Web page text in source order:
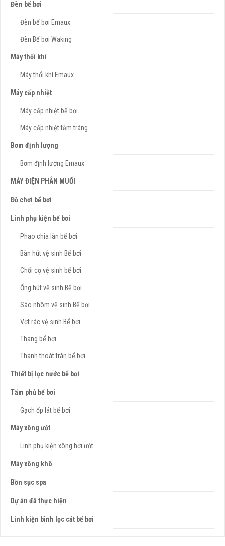
Đèn bể bơi
Đèn bể bơi Emaux
Đèn Bể bơi Waking
Máy thổi khí
Máy thổi khí Emaux
Máy cấp nhiệt
Máy cấp nhiệt bể bơi
Máy cấp nhiệt tắm tráng
Bơm định lượng
Bơm định lượng Emaux
MÁY ĐIỆN PHÂN MUỐI
Đồ chơi bể bơi
Linh phụ kiện bể bơi
Phao chia làn bể bơi
Bàn hút vệ sinh Bể bơi
Chổi cọ vệ sinh bể bơi
Ống hút vệ sinh Bể bơi
Sào nhôm vệ sinh Bể bơi
Vợt rác vệ sinh Bể bơi
Thang bể bơi
Thanh thoát tràn bể bơi
Thiết bị lọc nước bể bơi
Tấm phủ bể bơi
Gạch ốp lát bể bơi
Máy xông ướt
Linh phụ kiện xông hơi ướt
Máy xông khô
Bồn sục spa
Dự án đã thực hiện
Linh kiện bình lọc cát bể bơi